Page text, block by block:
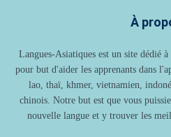
À
Langues-Asiatiques est un site dédié
pour but d'aider les apprenants dans
lao, thaï, khmer, vietnamien,
chinois. Notre but est que vous
nouvelle langue et y trouver les